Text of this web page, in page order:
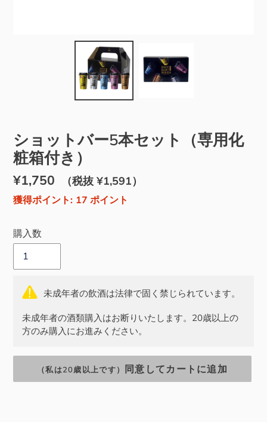
ショットバー5本セット（専用化
粧箱付き）
通
常
格
¥1,750
販
売
（税抜 ¥1,591）
獲得ポイント: 17 ポイント
購入数
未成年者の飲酒は法律で固く禁じられています。
未成年者の酒類購入はお断りいたします。20歳以上の
方のみ購入にお進みください。
（私は20歳以上です） 同意してカートに追加